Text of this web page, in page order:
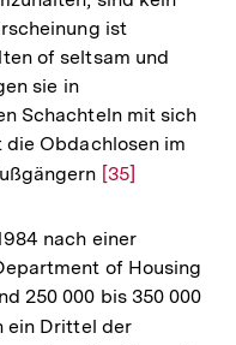
ist
of seltsam und
sie in
Schachteln mit sich
Obdachlosen im
Zur
der
Fußnote
[35]
nach einer
of Housing
250 000 bis 350 000
ein Drittel der